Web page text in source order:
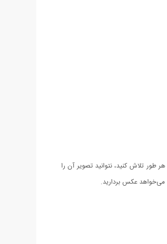
طور تلاش کنید، نتوانید تصویر آن را
می‌خواهد عکس بردارید.